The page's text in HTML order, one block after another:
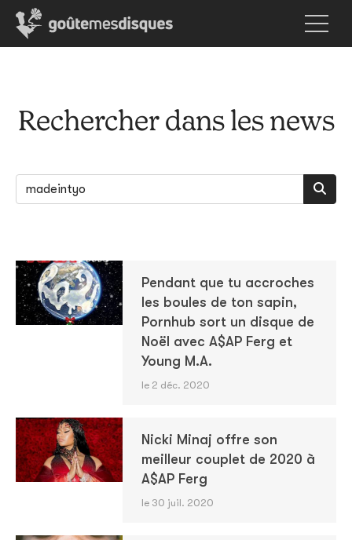
Rechercher dans les news
Pendant que tu accroches
les boules de ton sapin,
Pornhub sort un disque de
Noël avec A$AP Ferg et
Young M.A.
le 2 déc. 2020
Nicki Minaj offre son
meilleur couplet de 2020 à
A$AP Ferg
le 30 juil. 2020